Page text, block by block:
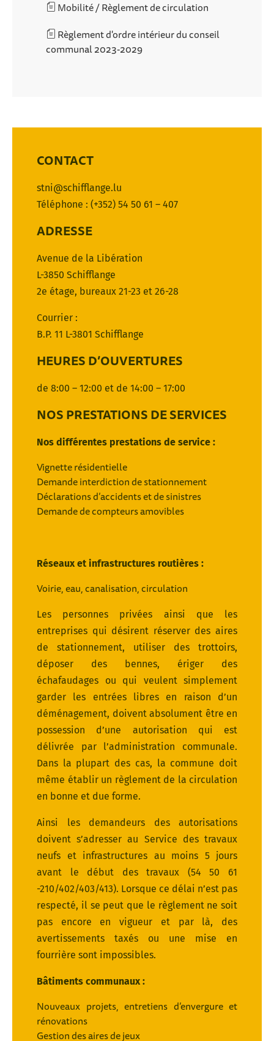
Mobilité / Règlement de circulation
Règlement d'ordre intérieur du conseil
communal 2023-2029
CONTACT
stni@schifflange.lu
Téléphone : (+352) 54 50 61 – 407
ADRESSE
Avenue de la Libération
L-3850 Schifflange
2e étage, bureaux 21-23 et 26-28
Courrier :
B.P. 11 L-3801 Schifflange
HEURES D’OUVERTURES
de 8:00 – 12:00 et de 14:00 – 17:00
NOS PRESTATIONS DE SERVICES
Nos différentes prestations de service :
Vignette résidentielle
Demande interdiction de stationnement
Déclarations d’accidents et de sinistres
Demande de compteurs amovibles
Réseaux et infrastructures routières :
Voirie, eau, canalisation, circulation
Les personnes privées ainsi que les
entreprises qui désirent réserver des aires
de stationnement, utiliser des trottoirs,
déposer des bennes, ériger des
échafaudages ou qui veulent simplement
garder les entrées libres en raison d’un
déménagement, doivent absolument être en
possession d’une autorisation qui est
délivrée par l’administration communale.
Dans la plupart des cas, la commune doit
même établir un règlement de la circulation
en bonne et due forme.
Ainsi les demandeurs des autorisations
doivent s’adresser au Service des travaux
neufs et infrastructures au moins 5 jours
avant le début des travaux (54 50 61
-210/402/403/413). Lorsque ce délai n’est pas
respecté, il se peut que le règlement ne soit
pas encore en vigueur et par là, des
avertissements taxés ou une mise en
fourrière sont impossibles.
Bâtiments communaux :
Nouveaux projets, entretiens d’envergure et
rénovations
Gestion des aires de jeux